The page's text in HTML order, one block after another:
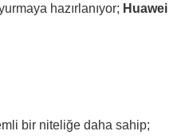
hazırlanıyor; Huawei
bir niteliğe daha sahip;